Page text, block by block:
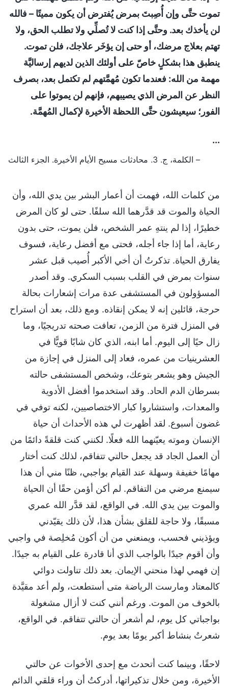
تموت حتَّى وإن أُصِبتَ بمرض يُفترض أن يكون مميتًا – فالله
لن يأخذك بعد. وحتَّى إذا كنت لا تُصلِّي ولا تطلب الحق، ولا
تهتم بعلاج مرضك، أو حتى إن يؤخَر علاجك، فلن تموت.
ينطبق هذا بشكلٍ خاصّ على أولئك الذين لديهم إرساليَّة
مهمة من الله: فعندما تكون مُهمَّتهم لم تكتمل بعد، بصرف
النظر عن المرض الذي يصيبهم، فإنهم لن يموتوا على
الفور؛ سيعيشون حتَّى اللحظة الأخيرة لإكمال المُهمَّة.
...
– الكلمة، ج. 3. محادثات مسيح الأيام الأخيرة. الجزء الثالث
من كلمات الله، فهمت أن أعمار البشر بين يدي الله، وأن
الحياة والموت قد قدَّرهما الله سلفًا. حتى لو كان المرض
خطيرًا، إذا لم ينتهِ عمر الشخص، فلن يموت، حتى بدون
رعاية، أما إذا جاء أجله، فحتى مع أفضل رعاية، فسوف
يفارق الحياة. تذكرتُ أن أخي الأكبر أُصيب قبل عشر
سنوات بمرض في القلب بسبب السكري. وقد أصدر
المسؤولون في المستشفى عدة مرات إشعارات بحالة
حرجة، قائلين إنه لا يمكن إنقاذه. ومع ذلك، بعد أن استراح
في المنزل فترة من الزمن، تعافت صحته تدريجيًا، وما
زال حيًا إلى اليوم. أما ابنه، الذي كان شابًا قويًّا في
العشرينيات من عمره، فعاد إلى المنزل في إجازة من
الجيش وهو يشعر بتوعك، وشخص المستشفى حالته
بسرطان الدم الحاد. وقد استخدموا أفضل الأدوية
والمعدات، واستشاروا كبار الاختصاصيين، لكنه توفي في
غضون أسبوع. لقد أظهرت لي هذه الأحداث أن حياة
الإنسان وموته يعيّنهما الله فعلًا. لكنني كنت قلقةً دائمًا من
أن العمل الجاد قد يجعل حالتي تتفاقم، لذلك كنت أختار
مهامًا خفيفة وسهلة عند القيام بواجبي، ظنًا مني أن هذا
سيمنع مرضي من التفاقم. لم أكن أؤمن حقًا أن الحياة
والموت بين يدي الله. في الواقع، لقد قدَّر الله عمري
مسبقًا، ولا حاجة للقلق بشأن هذا، لأن ذلك يقيّدني
ويؤذيني فحسب، ويمنعني من أن أكون مُخلِصة في واجبي
وأن أقوم جيدًا بالواجب الذي أنا قادرة على القيام به جيدًا.
إن فهمي لهذا منحني الإيمان. بعد ذلك تناولت دوائي
كالمعتاد ومارست الرياضة متى أستطعت، ولم أعد مقيَّدة
بالخوف من الموت. ورغم أنني كنت لا أزال مشغولة
بواجباتي كل يوم، لم أشعر أن حالتي تتفاقم. في الواقع،
شعرتُ بنشاط أكبر يومًا بعد يوم.
لاحقًا، وبينما كنت أتحدث مع إحدى الأخوات عن حالتي
الأخيرة، ومن خلال تذكيراتها، أدركتُ أن وراء قلقي الدائم